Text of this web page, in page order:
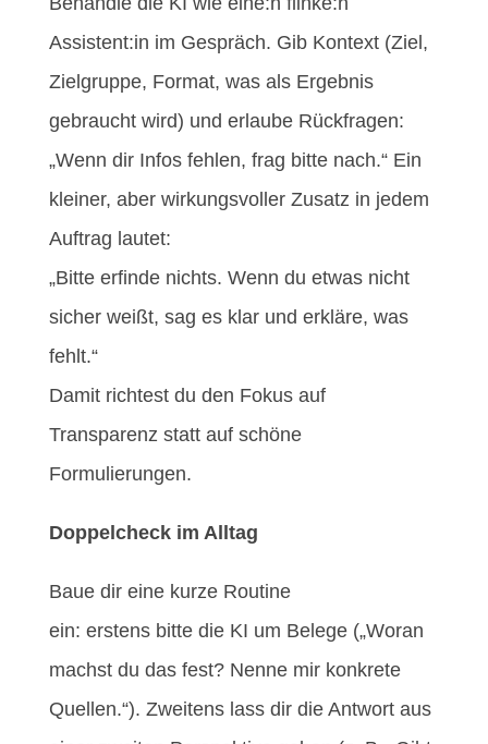
Assistent:in im Gespräch. Gib Kontext (Ziel,
Zielgruppe, Format, was als Ergebnis
gebraucht wird) und erlaube Rückfragen:
„Wenn dir Infos fehlen, frag bitte nach.“ Ein
kleiner, aber wirkungsvoller Zusatz in jedem
Auftrag lautet:
„Bitte erfinde nichts. Wenn du etwas nicht
sicher weißt, sag es klar und erkläre, was
fehlt.“
Damit richtest du den Fokus auf
Transparenz statt auf schöne
Formulierungen.
Doppelcheck im Alltag
Baue dir eine kurze Routine
ein: erstens bitte die KI um Belege („Woran
machst du das fest? Nenne mir konkrete
Quellen.“). Zweitens lass dir die Antwort aus